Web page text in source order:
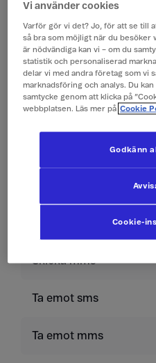
Priser i Haiti
Alla priser är inklusive
Surfa
Ringa och ta emot
Skicka mms
Ta emot sms
Ta emot mms
Vi använder cookies
Varför gör vi det? Jo, för att se till
så bra som möjligt när du besöker
är nödvändiga kan vi – om du
statistik och personaliserad
delar vi med andra företag som vi
marknadsföring och analys. Du
samtycke genom att klicka på
webbplatsen. Läs mer på Cookie
Cookie-
Godkänn